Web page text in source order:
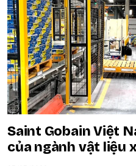
Saint Gobain Việt
của ngành vật liệu